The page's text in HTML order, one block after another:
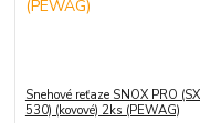
Snehové reťaze SNOX PRO
530) (kovové) 2ks (PEWAG)